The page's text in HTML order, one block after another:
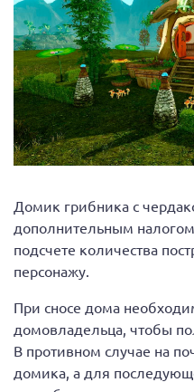
Домик грибника с
дополнительным
подсчете количества
персонажу.
При сносе дома
домовладельца, чтобы
В противном случае на
домика, а для